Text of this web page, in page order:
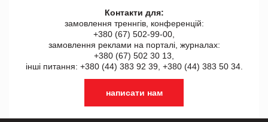
Контакти для:
замовлення треннгів, конференцій:
+380 (67) 502-99-00,
замовлення реклами на порталі, журналах:
+380 (67) 502 30 13,
інші питання: +380 (44) 383 92 39, +380 (44) 383 50 34.
написати нам